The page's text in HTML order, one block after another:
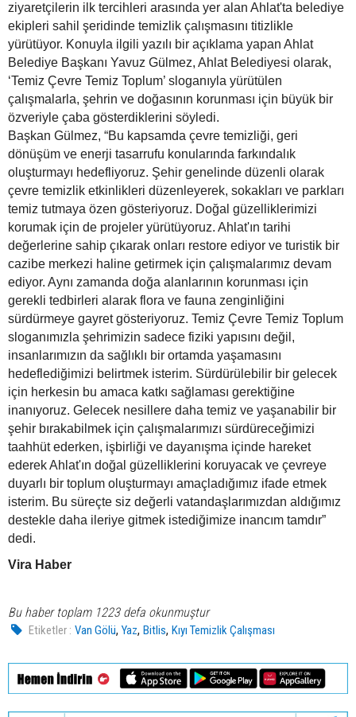
ziyaretçilerin ilk tercihleri arasında yer alan Ahlat'ta belediye
ekipleri sahil şeridinde temizlik çalışmasını titizlikle
yürütüyor. Konuyla ilgili yazılı bir açıklama yapan Ahlat
Belediye Başkanı Yavuz Gülmez, Ahlat Belediyesi olarak,
‘Temiz Çevre Temiz Toplum’ sloganıyla yürütülen
çalışmalarla, şehrin ve doğasının korunması için büyük bir
özveriyle çaba gösterdiklerini söyledi.
Başkan Gülmez, “Bu kapsamda çevre temizliği, geri
dönüşüm ve enerji tasarrufu konularında farkındalık
oluşturmayı hedefliyoruz. Şehir genelinde düzenli olarak
çevre temizlik etkinlikleri düzenleyerek, sokakları ve parkları
temiz tutmaya özen gösteriyoruz. Doğal güzelliklerimizi
korumak için de projeler yürütüyoruz. Ahlat'ın tarihi
değerlerine sahip çıkarak onları restore ediyor ve turistik bir
cazibe merkezi haline getirmek için çalışmalarımız devam
ediyor. Aynı zamanda doğa alanlarının korunması için
gerekli tedbirleri alarak flora ve fauna zenginliğini
sürdürmeye gayret gösteriyoruz. Temiz Çevre Temiz Toplum
sloganımızla şehrimizin sadece fiziki yapısını değil,
insanlarımızın da sağlıklı bir ortamda yaşamasını
hedeflediğimizi belirtmek isterim. Sürdürülebilir bir gelecek
için herkesin bu amaca katkı sağlaması gerektiğine
inanıyoruz. Gelecek nesillere daha temiz ve yaşanabilir bir
şehir bırakabilmek için çalışmalarımızı sürdüreceğimizi
taahhüt ederken, işbirliği ve dayanışma içinde hareket
ederek Ahlat'ın doğal güzelliklerini koruyacak ve çevreye
duyarlı bir toplum oluşturmayı amaçladığımız ifade etmek
isterim. Bu süreçte siz değerli vatandaşlarımızdan aldığımız
destekle daha ileriye gitmek istediğimize inancım tamdır”
dedi.
Vira Haber
Bu haber toplam 1223 defa okunmuştur
Etiketler : Van Gölü,Yaz,Bitlis,Kıyı Temizlik Çalışması